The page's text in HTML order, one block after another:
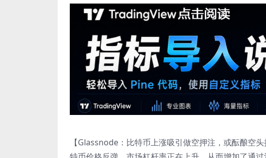
【Glassnode：比特币上涨吸引做空押注，或酝酿空